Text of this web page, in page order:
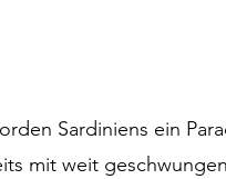
Sardiniens ein
mit weit